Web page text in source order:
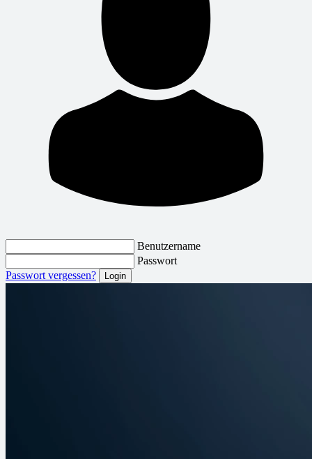
Benutzername
Passwort
Passwort vergessen?